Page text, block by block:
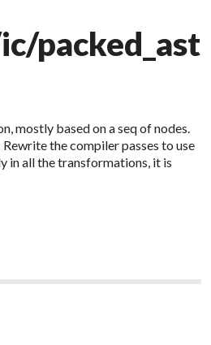
packed_ast
mostly based on a seq of nodes.
the compiler passes to use
in all the transformations, it is